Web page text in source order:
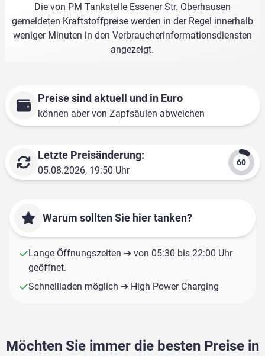
Die von PM Tankstelle Essener Str. Oberhausen
gemeldeten Kraftstoffpreise werden in der Regel innerhalb
weniger Minuten in den Verbraucherinformationsdiensten
angezeigt.
Preise sind aktuell und in Euro
können aber von Zapfsäulen abweichen
Letzte Preisänderung:
05.08.2026, 19:50 Uhr
Warum sollten Sie hier tanken?
Lange Öffnungszeiten ➔ von 05:30 bis 22:00 Uhr
geöffnet.
Schnellladen möglich ➔ High Power Charging
Möchten Sie immer die besten Preise in